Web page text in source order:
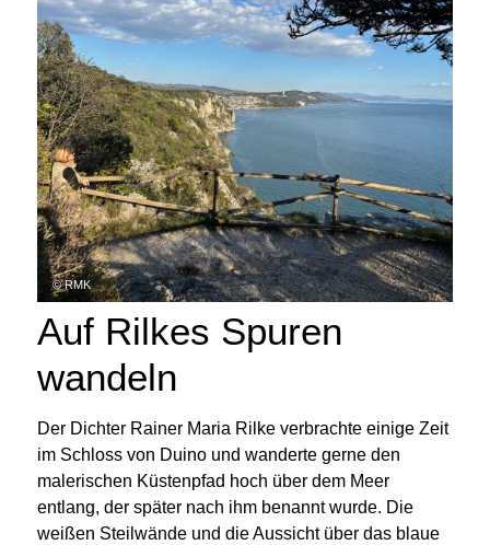
© RMK
Auf Rilkes Spuren
wandeln
Der Dichter Rainer Maria Rilke verbrachte einige Zeit
im Schloss von Duino und wanderte gerne den
malerischen Küstenpfad hoch über dem Meer
entlang, der später nach ihm benannt wurde. Die
weißen Steilwände und die Aussicht über das blaue